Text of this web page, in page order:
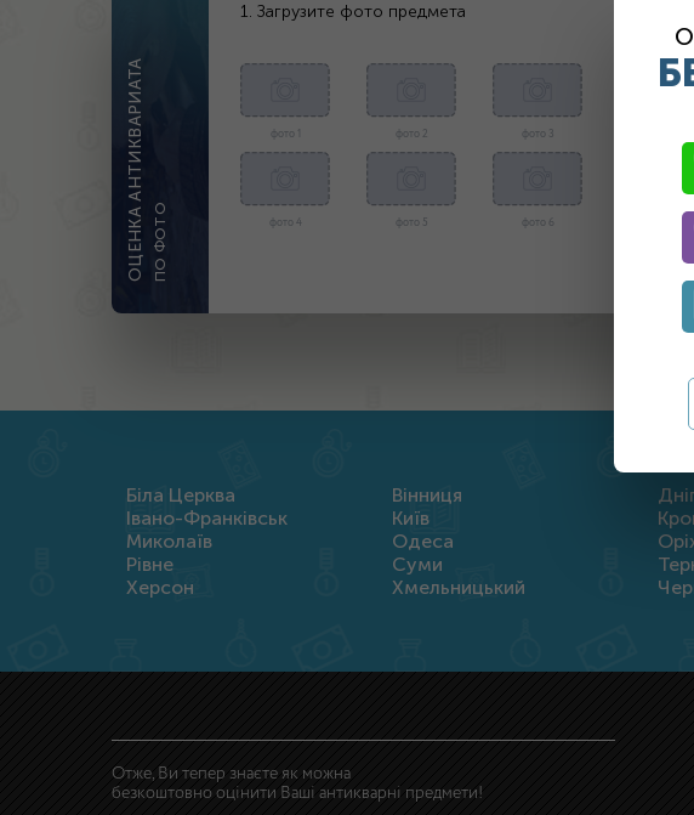
ОЦЕНКА АНТИКВАРИАТАПО ФОТО
1. Загрузите фото предмета
фото 1 фото 2 фото 3
фото 4 фото 5 фото 6
Біла Церква Вінниця
Івано-Франківськ
Київ
Миколаїв
Одеса
Рівне
Суми
Херсон
Хмельницький
Отже, Ви тепер знаєте як можна
безкоштовно оцінити Ваші антикварні предмети!